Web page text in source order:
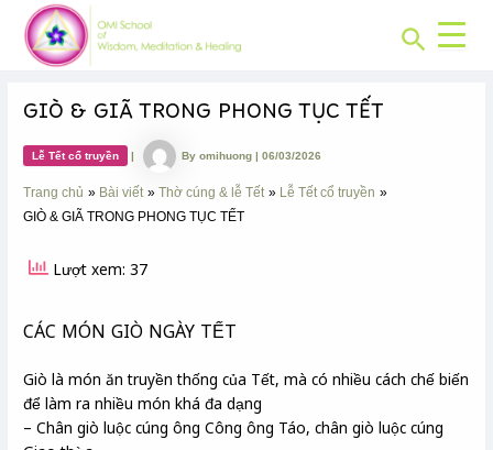
content
Search
GIÒ & GIÃ TRONG PHONG TỤC TẾT
Lễ Tết cổ truyền | Byomihuong|06/03/2026
Trang chủ Bài viết Thờ cúng & lễ Tết
Lễ Tết cổ truyền
GIÒ & GIÃ TRONG PHONG TỤC TẾT
Lượt xem: 37
CÁC MÓN GIÒ NGÀY TẾT
Giò là món ăn truyền thống của Tết, mà có nhiều cách chế biến
để làm ra nhiều món khá đa dạng
– Chân giò luộc cúng ông Công ông Táo, chân giò luộc cúng
Post
navigation
CHUYÊN
MỤC: